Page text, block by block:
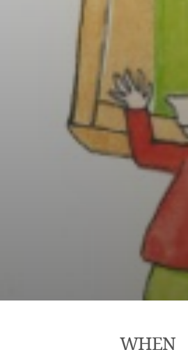
WHEN